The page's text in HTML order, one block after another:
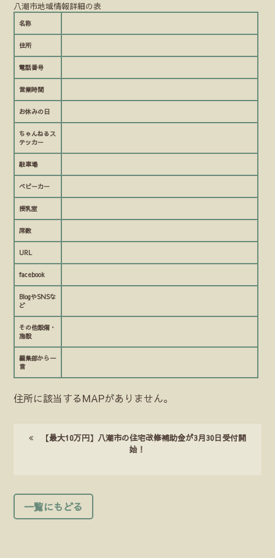
八潮市地域情報詳細の表
名称
住所
電話番号
営業時間
お休みの日
ちゃんねるス
テッカー
駐車場
ベビーカー
授乳室
席数
URL
facebook
BlogやSNSな
ど
その他設備・
施設
編集部から一
言
住所に該当するMAPがありません。
【最大10万円】八潮市の住宅改修補助金が3月30日受付開
始！
一覧にもどる